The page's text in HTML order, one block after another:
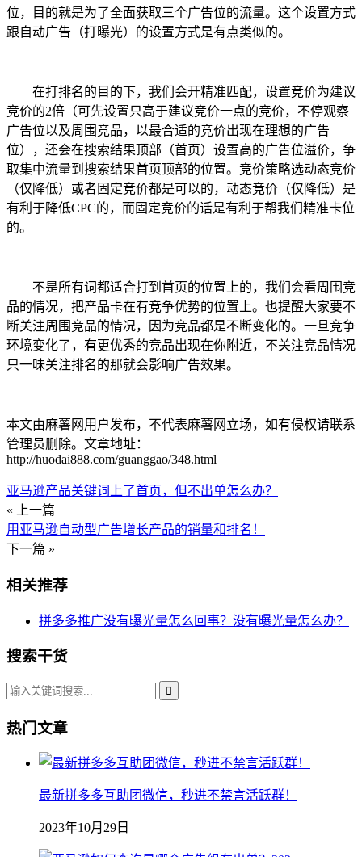
位，目的就是为了全面获取三个广告位的流量。这个设置方式
跟自动广告（打曝光）的设置方式是有点类似的。
在打排名的目的下，我们会开精准匹配，设置竞价为建议
竞价的2倍（可先设置只高于建议竞价一点的竞价，不停观察
广告位以及周围竞品，以最合适的竞价出现在理想的广告
位），还会在搜索结果顶部（首页）设置高的广告位溢价，争
取集中流量到搜索结果首页顶部的位置。竞价策略选动态竞价
（仅降低）或者固定竞价都是可以的，动态竞价（仅降低）是
有利于降低CPC的，而固定竞价的话是有利于帮我们精准卡位
的。
不是所有词都适合打到首页的位置上的，我们会看周围竞
品的情况，把产品卡在有竞争优势的位置上。也提醒大家要不
断关注周围竞品的情况，因为竞品都是不断变化的。一旦竞争
环境变化了，有更优秀的竞品出现在你附近，不关注竞品情况
只一味关注排名的那就会影响广告效果。
本文由麻薯网用户发布，不代表麻薯网立场，如有侵权请联系
管理员删除。文章地址：
http://huodai888.com/guanggao/348.html
亚马逊产品关键词上了首页，但不出单怎么办？
« 上一篇
用亚马逊自动型广告增长产品的销量和排名！
下一篇 »
相关推荐
拼多多推广没有曝光量怎么回事？没有曝光量怎么办？
搜索干货
热门文章
最新拼多多互助团微信，秒进不禁言活跃群！
2023年10月29日